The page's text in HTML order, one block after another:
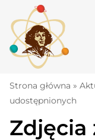
content
Strona główna
Komunikaty
Strona główna »
udostępnionych
Zdjęcia